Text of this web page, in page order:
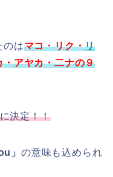
のはマコ・リク・リ
・アヤカ・二ナの９
に決定！！
」 の意味も込められ